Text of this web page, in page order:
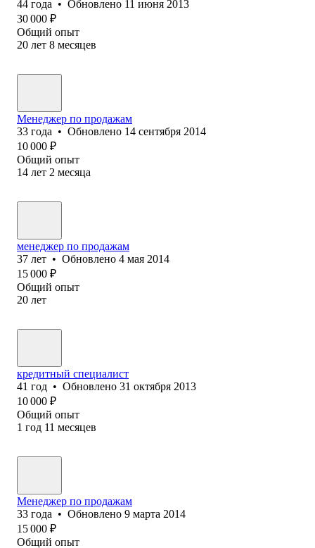
44 года • Обновлено 11 июня 2013
30 000 ₽
Общий опыт
20 лет 8 месяцев
Менеджер по продажам
33 года • Обновлено 14 сентября 2014
10 000 ₽
Общий опыт
14 лет 2 месяца
менеджер по продажам
37 лет • Обновлено 4 мая 2014
15 000 ₽
Общий опыт
20 лет
кредитный специалист
41 год • Обновлено 31 октября 2013
10 000 ₽
Общий опыт
1 год 11 месяцев
Менеджер по продажам
33 года • Обновлено 9 марта 2014
15 000 ₽
Общий опыт